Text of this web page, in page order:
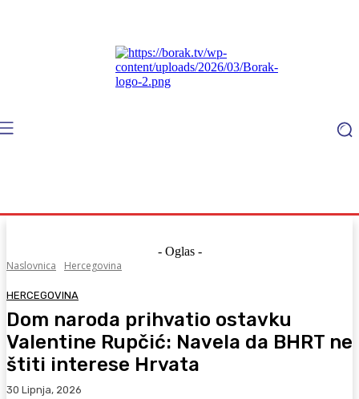
- Oglas -
Naslovnica
Hercegovina
HERCEGOVINA
Dom naroda prihvatio ostavku
Valentine Rupčić: Navela da BHRT ne
štiti interese Hrvata
30 Lipnja, 2026